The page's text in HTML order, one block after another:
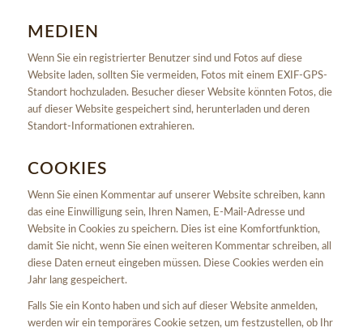
MEDIEN
Wenn Sie ein registrierter Benutzer sind und Fotos auf diese
Website laden, sollten Sie vermeiden, Fotos mit einem EXIF-GPS-
Standort hochzuladen. Besucher dieser Website könnten Fotos, die
auf dieser Website gespeichert sind, herunterladen und deren
Standort-Informationen extrahieren.
COOKIES
Wenn Sie einen Kommentar auf unserer Website schreiben, kann
das eine Einwilligung sein, Ihren Namen, E-Mail-Adresse und
Website in Cookies zu speichern. Dies ist eine Komfortfunktion,
damit Sie nicht, wenn Sie einen weiteren Kommentar schreiben, all
diese Daten erneut eingeben müssen. Diese Cookies werden ein
Jahr lang gespeichert.
Falls Sie ein Konto haben und sich auf dieser Website anmelden,
werden wir ein temporäres Cookie setzen, um festzustellen, ob Ihr